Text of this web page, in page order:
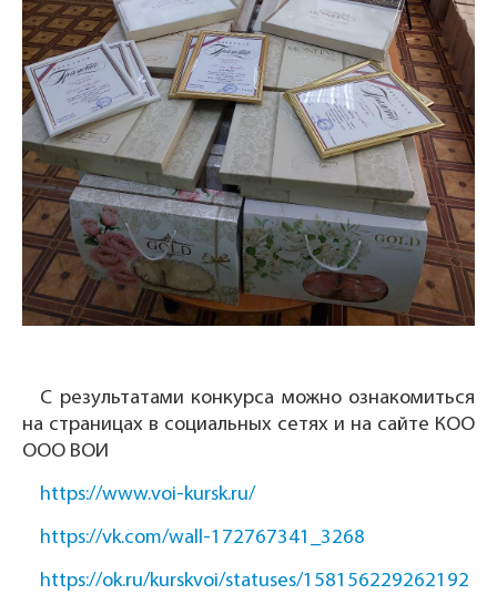
С результатами конкурса можно ознакомиться
на страницах в социальных сетях и на сайте КОО
ООО ВОИ
https://www.voi-kursk.ru/
https://vk.com/wall-172767341_3268
https://ok.ru/kurskvoi/statuses/158156229262192